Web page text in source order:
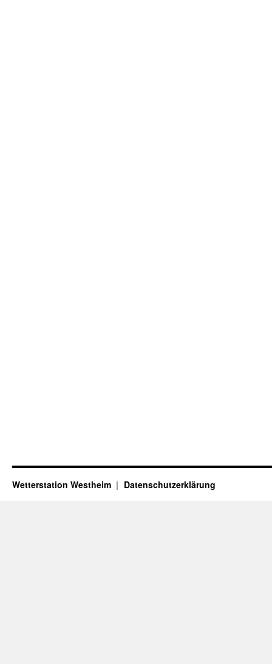
Wetterstation Westheim Datenschutzerklärung